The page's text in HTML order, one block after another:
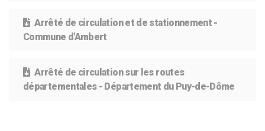
Arrêté de circulation et de stationnement -
Commune d'Ambert
Arrêté de circulation sur les routes
départementales - Département du Puy-de-Dôme